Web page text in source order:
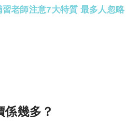
習老師注意7大特質 最多人忽略
幾多？